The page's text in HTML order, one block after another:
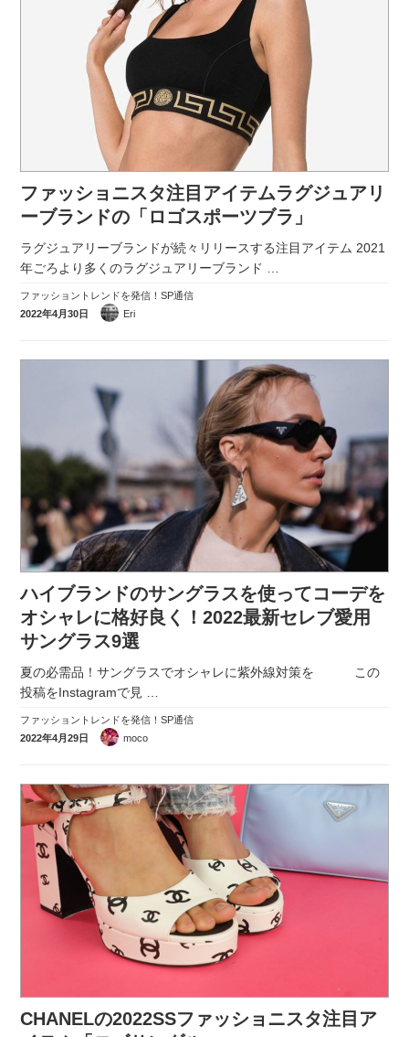
ファッショニスタ注目アイテムラグジュアリ
ーブランドの「ロゴスポーツブラ」
ラグジュアリーブランドが続々リリースする注目アイテム 2021
年ごろより多くのラグジュアリーブランド
ファッショントレンドを発信！SP通信
2022年4月30日
Eri
ハイブランドのサングラスを使ってコーデを
オシャレに格好良く！2022最新セレブ愛用
サングラス9選
夏の必需品！サングラスでオシャレに紫外線対策を この
投稿をInstagramで見 …
ファッショントレンドを発信！SP通信
2022年4月29日
moco
CHANELの2022SSファッショニスタ注目ア